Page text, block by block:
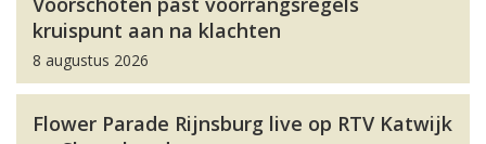
kruispunt aan na klachten
8 augustus 2026
Flower Parade Rijnsburg live op RTV Katwijk